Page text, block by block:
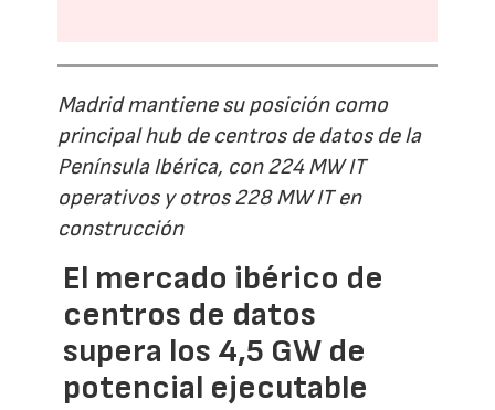
Madrid mantiene su posición como
principal hub de centros de datos de la
Península Ibérica, con 224 MW IT
operativos y otros 228 MW IT en
construcción
El mercado ibérico de
centros de datos
supera los 4,5 GW de
potencial ejecutable